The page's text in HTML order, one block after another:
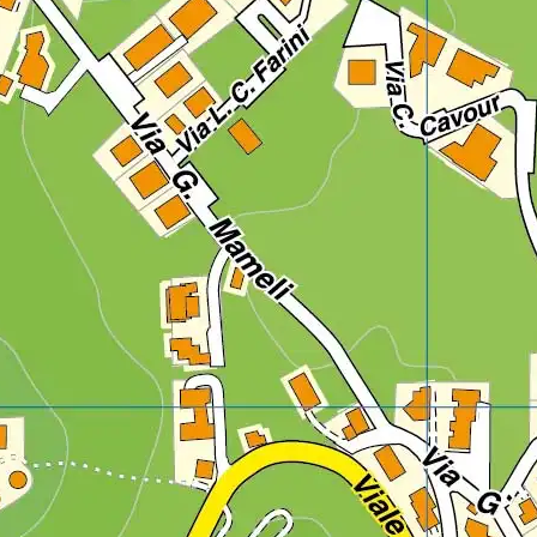
Lazio
Regione
Liguria
Lombardia
Regione
Molise
Regione
Piemonte
Regione
Puglia
Regione
Sardegna